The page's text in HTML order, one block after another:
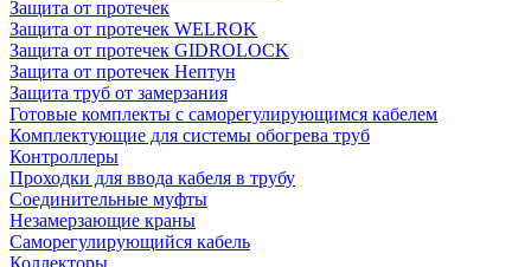
Защита от протечек
Защита от протечек WELROK
Защита от протечек GIDROLOCK
Защита от протечек Нептун
Защита труб от замерзания
Готовые комплекты с саморегулирующимся кабелем
Комплектующие для системы обогрева труб
Контроллеры
Проходки для ввода кабеля в трубу
Соединительные муфты
Незамерзающие краны
Саморегулирующийся кабель
Коллекторы